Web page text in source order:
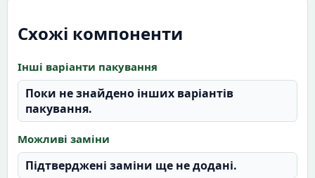
Схожі компоненти
Інші варіанти пакування
Поки не знайдено інших варіантів
пакування.
Можливі заміни
Підтверджені заміни ще не додані.